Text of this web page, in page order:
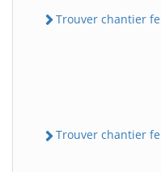
Trouver chantier
Trouver chantier